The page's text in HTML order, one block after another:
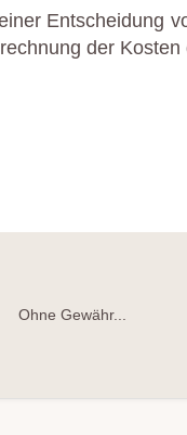
Entscheidung
der
Ohne Gewähr...